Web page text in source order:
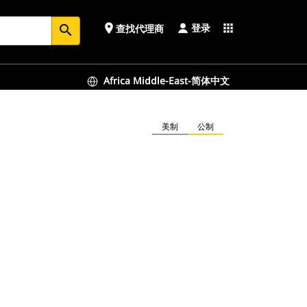
search place 查找代理商 登录 apps
Africa Middle-East-简体中文
美制 公制